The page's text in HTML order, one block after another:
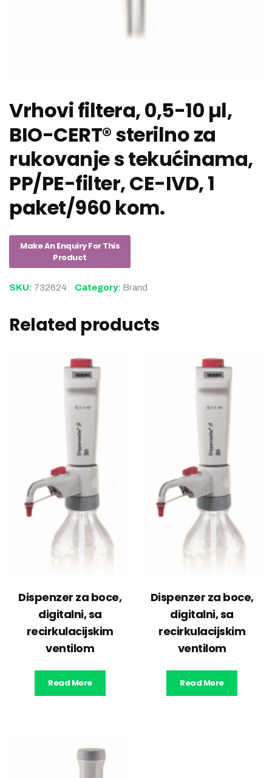
Vrhovi filtera, 0,5-10 µl,
BIO-CERT® sterilno za
rukovanje s tekućinama,
PP/PE-filter, CE-IVD, 1
paket/960 kom.
SKU: 732624 Category: Brand
Related products
Dispenzer za boce,
digitalni, sa
recirkulacijskim
ventilom
Read More
Dispenzer za boce,
digitalni, sa
recirkulacijskim
ventilom
Read More